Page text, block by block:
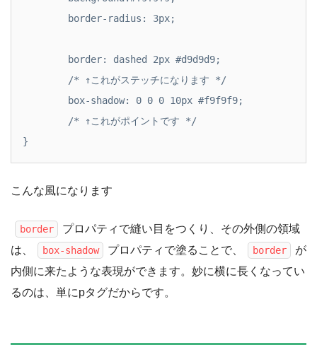
}
こんな風になります
border
プロパティで縫い目をつくり、その外側の領域
は、
box-shadow プロパティで塗ることで、 border
が
内側に来たような表現ができます。妙に横に長くなってい
るのは、単にpタグだからです。